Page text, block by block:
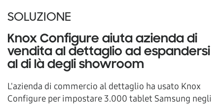
SOLUZIONE
Knox Configure aiuta azienda di
vendita al dettaglio ad espandersi
al di là degli showroom
L'azienda di commercio al dettaglio ha usato Knox
Configure per impostare 3.000 tablet Samsung negli